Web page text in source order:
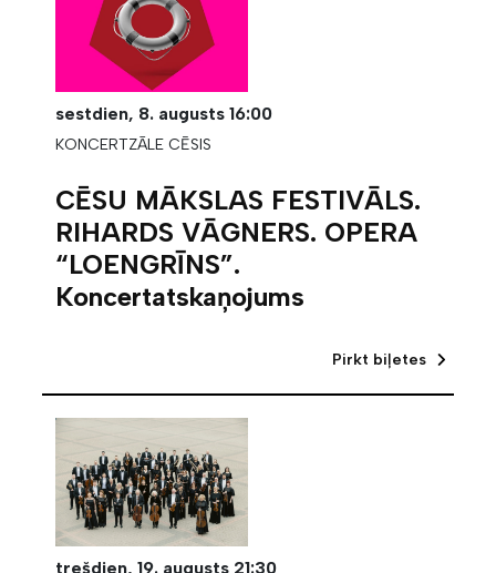
sestdien, 8. augusts 16:00
KONCERTZĀLE CĒSIS
CĒSU MĀKSLAS FESTIVĀLS.
RIHARDS VĀGNERS. OPERA
“LOENGRĪNS”.
Koncertatskaņojums
Pirkt biļetes
trešdien, 19. augusts 21:30